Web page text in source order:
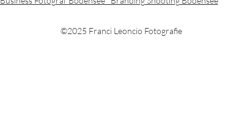
©2025 Franci Leoncio Fotografie